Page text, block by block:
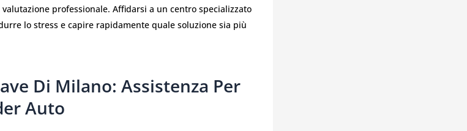
professionale. Affidarsi a un centro specializzato
lo stress e capire rapidamente quale soluzione sia più
Di Milano: Assistenza Per
Auto